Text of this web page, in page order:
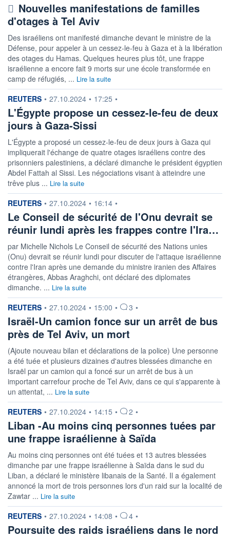
Nouvelles manifestations de familles
d'otages à Tel Aviv
Des israéliens ont manifesté dimanche devant le ministre de la
Défense, pour appeler à un cessez-le-feu à Gaza et à la libération
des otages du Hamas. Quelques heures plus tôt, une frappe
israélienne a encore fait 9 morts sur une école transformée en
camp de réfugiés, ... Lire la suite
information fournie par
REUTERS • 27.10.2024 • 17:25 •
L'Égypte propose un cessez-le-feu de deux
jours à Gaza-Sissi
L'Égypte a proposé un cessez-le-feu de deux jours à Gaza qui
impliquerait l'échange de quatre otages israéliens contre des
prisonniers palestiniens, a déclaré dimanche le président égyptien
Abdel Fattah al Sissi. Les négociations visant à atteindre une
trêve plus ... Lire la suite
information fournie par
REUTERS • 27.10.2024 • 16:14 •
Le Conseil de sécurité de l'Onu devrait se
réunir lundi après les frappes contre l'Ira…
par Michelle Nichols Le Conseil de sécurité des Nations unies
(Onu) devrait se réunir lundi pour discuter de l'attaque israélienne
contre l'Iran après une demande du ministre iranien des Affaires
étrangères, Abbas Araghchi, ont déclaré des diplomates
dimanche. ... Lire la suite
information fournie par
REUTERS • 27.10.2024 • 15:00 • 3 •
Israël-Un camion fonce sur un arrêt de bus
près de Tel Aviv, un mort
(Ajoute nouveau bilan et déclarations de la police) Une personne
a été tuée et plusieurs dizaines d'autres blessées dimanche en
Israël par un camion qui a foncé sur un arrêt de bus à un
important carrefour proche de Tel Aviv, dans ce qui s'apparente à
un attentat, ... Lire la suite
information fournie par
REUTERS • 27.10.2024 • 14:15 • 2 •
Liban -Au moins cinq personnes tuées par
une frappe israélienne à Saïda
Au moins cinq personnes ont été tuées et 13 autres blessées
dimanche par une frappe israélienne à Saïda dans le sud du
Liban, a déclaré le ministère libanais de la Santé. Il a également
annoncé la mort de trois personnes lors d'un raid sur la localité de
Zawtar ... Lire la suite
information fournie par
REUTERS • 27.10.2024 • 14:08 • 4 •
Poursuite des raids israéliens dans le nord